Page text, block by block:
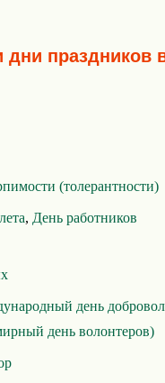
праздников
(толерантности)
, День работников
день
день волонтеров)